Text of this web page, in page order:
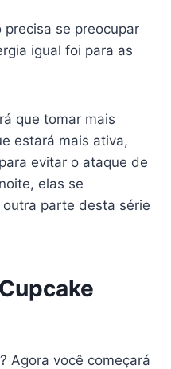
precisa se preocupar
igual foi para as
que tomar mais
estará mais ativa,
evitar o ataque de
elas se
parte desta série
Agora você começará